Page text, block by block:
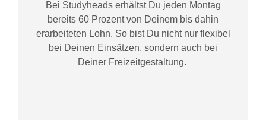
Bei Studyheadserhältst Du jeden Montag
bereits 60 Prozent von Deinem bis dahin
erarbeiteten Lohn. So bist Du nicht nur flexibel
bei Deinen Einsätzen, sondern auch bei
DeinerFreizeitgestaltung.